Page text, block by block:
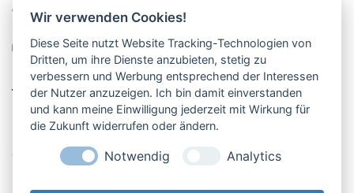
Pucher Straße 10, Fürstenfeldbruck
08141-12269
shop@englschalk.de
Öffnungszeiten
Anfahrt & Kontakt
Retouren-Portal
Wir verwenden Cookies!
Diese Seite nutzt Website Tracking-Technologien von
Dritten, um ihre Dienste anzubieten, stetig zu
verbessern und Werbung entsprechend der Interessen
der Nutzer anzuzeigen. Ich bin damit einverstanden
und kann meine Einwilligung jederzeit mit Wirkung für
die Zukunft widerrufen oder ändern.
Notwendig Analytics